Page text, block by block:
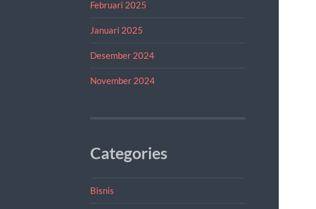
Februari 2025
Januari 2025
Desember 2024
November 2024
Categories
Bisnis